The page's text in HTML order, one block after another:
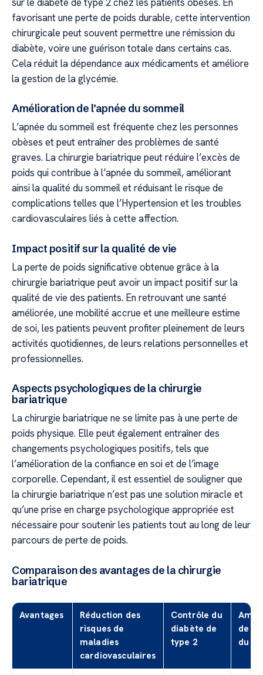
favorisant une perte de poids durable, cette intervention
chirurgicale peut souvent permettre une rémission du
diabète, voire une guérison totale dans certains cas.
Cela réduit la dépendance aux médicaments et améliore
la gestion de la glycémie.
Amélioration de l’apnée du sommeil
L’apnée du sommeil est fréquente chez les personnes
obèses et peut entraîner des problèmes de santé
graves. La chirurgie bariatrique peut réduire l’excès de
poids qui contribue à l’apnée du sommeil, améliorant
ainsi la qualité du sommeil et réduisant le risque de
complications telles que l’Hypertension et les troubles
cardiovasculaires liés à cette affection.
Impact positif sur la qualité de vie
La perte de poids significative obtenue grâce à la
chirurgie bariatrique peut avoir un impact positif sur la
qualité de vie des patients. En retrouvant une santé
améliorée, une mobilité accrue et une meilleure estime
de soi, les patients peuvent profiter pleinement de leurs
activités quotidiennes, de leurs relations personnelles et
professionnelles.
Aspects psychologiques de la chirurgie
bariatrique
La chirurgie bariatrique ne se limite pas à une perte de
poids physique. Elle peut également entraîner des
changements psychologiques positifs, tels que
l’amélioration de la confiance en soi et de l’image
corporelle. Cependant, il est essentiel de souligner que
la chirurgie bariatrique n’est pas une solution miracle et
qu’une prise en charge psychologique appropriée est
nécessaire pour soutenir les patients tout au long de leur
parcours de perte de poids.
Comparaison des avantages de la chirurgie
bariatrique
Avantages
Réduction des
risques de
maladies
cardiovasculaires
Contrôle du
diabète de
type 2
de
du